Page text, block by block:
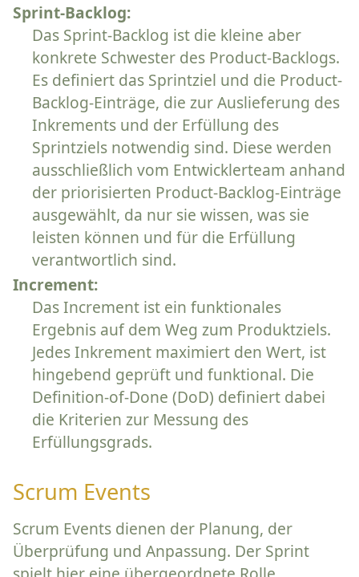
Sprint-Backlog:
Das Sprint-Backlog ist die kleine aber
konkrete Schwester des Product-Backlogs.
Es definiert das Sprintziel und die Product-
Backlog-Einträge, die zur Auslieferung des
Inkrements und der Erfüllung des
Sprintziels notwendig sind. Diese werden
ausschließlich vom Entwicklerteam anhand
der priorisierten Product-Backlog-Einträge
ausgewählt, da nur sie wissen, was sie
leisten können und für die Erfüllung
verantwortlich sind.
Increment:
Das Increment ist ein funktionales
Ergebnis auf dem Weg zum Produktziels.
Jedes Inkrement maximiert den Wert, ist
hingebend geprüft und funktional. Die
Definition-of-Done (DoD) definiert dabei
die Kriterien zur Messung des
Erfüllungsgrads.
Scrum Events
Scrum Events dienen der Planung, der
Überprüfung und Anpassung. Der Sprint